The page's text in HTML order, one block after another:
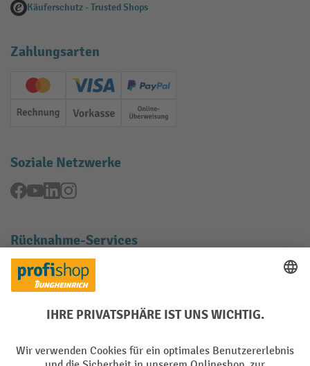
Käuferschutz - Trusted Shops
Zahlungsarten
Creditcard (Master)Creditcard (Visa)
PayPal
Rechnung Vorkasse Online-Überweisung
Soziale Netzwerke
Facebook
YouTubeLinkedInInstagram
Rücknahme-Services
Elektrogeräte Rückname
Batterie Rückname